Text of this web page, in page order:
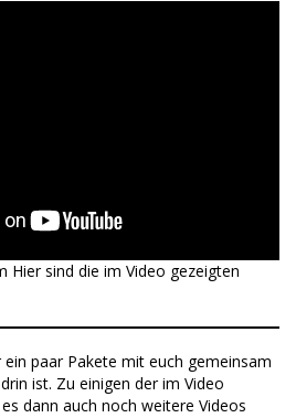
Hier sind die im Video gezeigten
paar Pakete mit euch gemeinsam
ist. Zu einigen der im Video
dann auch noch weitere Videos